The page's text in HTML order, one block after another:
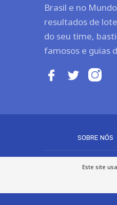
Brasil e no
resultados de
do seu time,
famosos e guias
SOBRE NÓS
Este site